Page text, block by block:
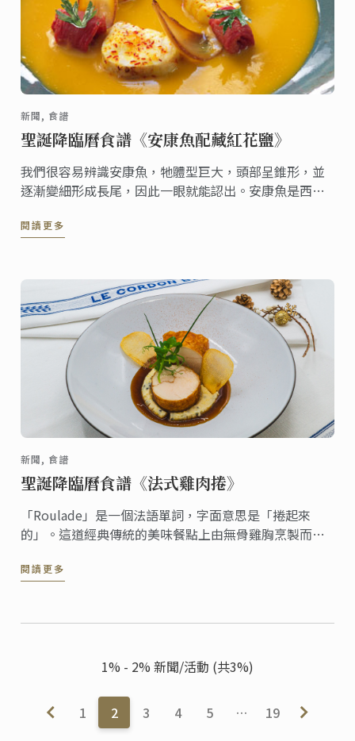
新聞, 食譜
聖誕降臨曆食譜《安康魚配藏紅花鹽》
我們很容易辨識安康魚，牠體型巨大，頭部呈錐形，並
逐漸變細形成長尾，因此一眼就能認出。安康魚是西班
通常被視為燉鍋料理 (stew pots) 的主要食材。
閱讀更多
新聞, 食譜
聖誕降臨曆食譜《法式雞肉捲》
「Roulade」是一個法語單詞，字面意思是「捲起來
的」。這道經典傳統的美味餐點上由無骨雞胸烹製而
的極致享受。
閱讀更多
1% - 2% 新聞/活動 (共3%)
1 2 3 4 5 … 19